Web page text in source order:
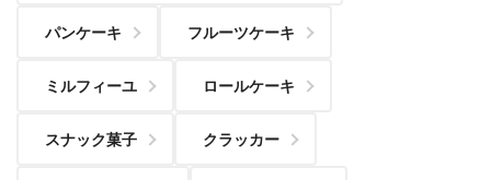
パンケーキ フルーツケーキ
ミルフィーユ ロールケーキ
スナック菓子 クラッカー